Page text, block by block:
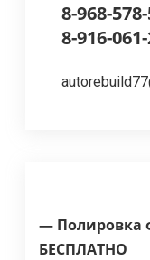
8-968-
8-916-
— Полировка
БЕСПЛАТНО